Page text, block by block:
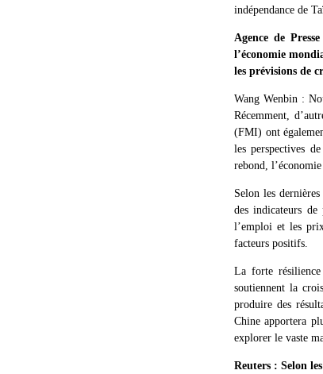
indépendance de
Agence de
l’économie
les prévisions de
Wang Wenbin :
Récemment,
(FMI) ont
les perspectives
rebond,
Selon les
des indicateurs
l’emploi et les
facteurs positifs.
La forte
soutiennent la
produire des
Chine apportera
explorer le vaste
Reuters : Selon